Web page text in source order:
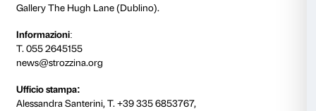
autobiografici e tracce di un passato che assumono
evocativa collettiva.
Nathalie Djurberg
creando ambienti e personaggi simbolici e
popolano le sue installazioni e le sue
solleva dubbi e interrogativi esistenziali che oscillano